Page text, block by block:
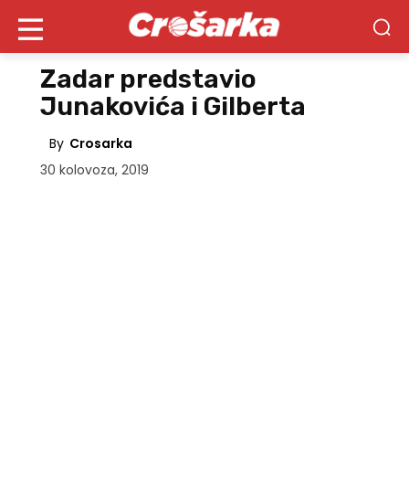
Zadar predstavio
Junakovića i Gilberta
By Crosarka
30 kolovoza, 2019